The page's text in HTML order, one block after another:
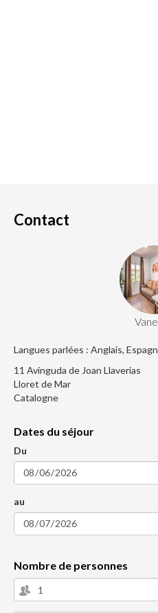
Contact
Langues parlées : Anglais,
11 Avinguda de Joan Llaverias
Lloret de Mar
Catalogne
Dates du séjour
Du
au
Nombre de personnes